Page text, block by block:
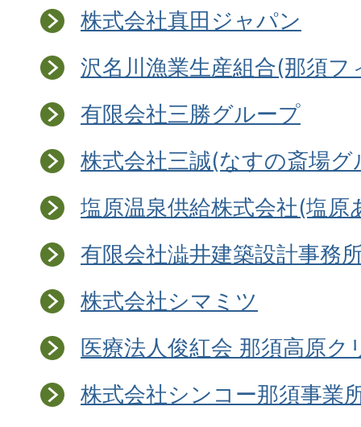
株式会社真田ジャパン
沢名川漁業生産組合(那須
有限会社三勝グループ
株式会社三誠(なすの斎場グ
塩原温泉供給株式会社(塩原
有限会社澁井建築設計事務
株式会社シマミツ
医療法人俊紅会 那須高原ク
株式会社シンコー那須事業